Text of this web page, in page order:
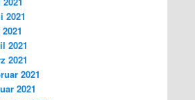
2021
2021
2021
2021
2021